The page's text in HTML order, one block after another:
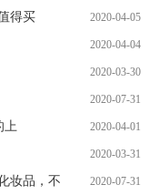
得买 2020-04-05
2020-04-04
2020-03-30
2020-07-31
上 2020-04-01
2020-03-31
妆品，不 2020-07-31